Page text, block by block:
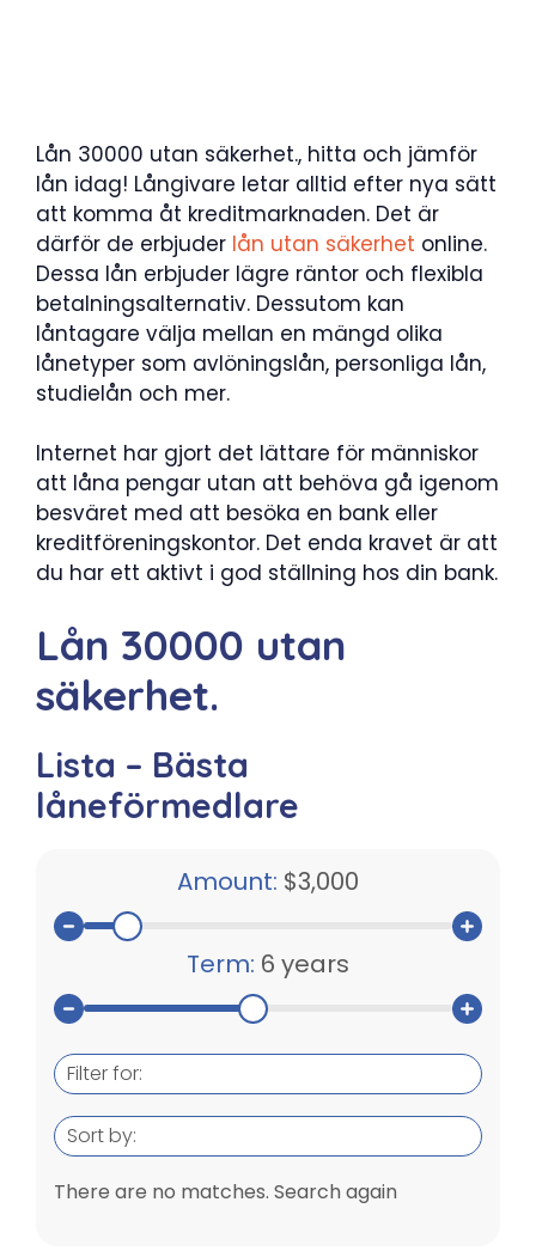
Lån 30000 utan säkerhet., hitta och jämför
lån idag! Långivare letar alltid efter nya sätt
att komma åt kreditmarknaden. Det är
därför de erbjuder lån utan säkerhet online.
Dessa lån erbjuder lägre räntor och flexibla
betalningsalternativ. Dessutom kan
låntagare välja mellan en mängd olika
lånetyper som avlöningslån, personliga lån,
studielån och mer.
Internet har gjort det lättare för människor
att låna pengar utan att behöva gå igenom
besväret med att besöka en bank eller
kreditföreningskontor. Det enda kravet är att
du har ett aktivt i god ställning hos din bank.
Lån 30000 utan
säkerhet.
Lista – Bästa
låneförmedlare
Amount: $3,000
Term: 6 years
Filter for:
Sort by:
There are no matches. Search again